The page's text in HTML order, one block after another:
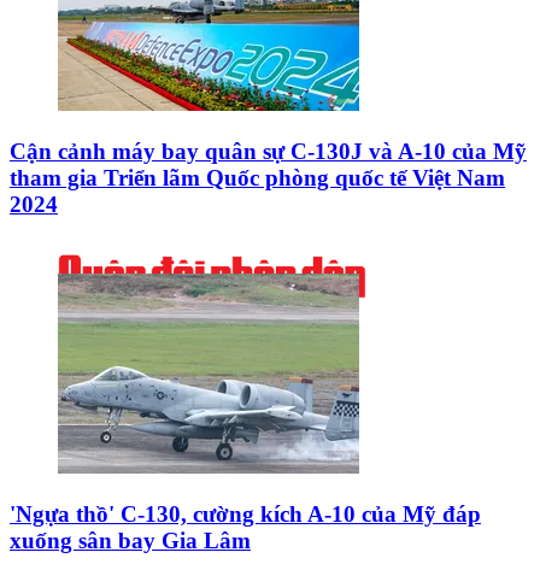
Cận cảnh máy bay quân sự C-130J và A-10 của Mỹ
tham gia Triển lãm Quốc phòng quốc tế Việt Nam
2024
'Ngựa thồ' C-130, cường kích A-10 của Mỹ đáp
xuống sân bay Gia Lâm